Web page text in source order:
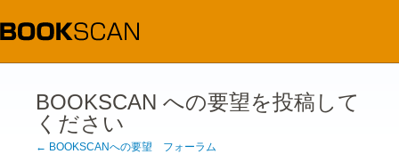
コ
ン
テ
BOOKSCAN への要望を投稿して
ください
← BOOKSCANへの要望 フォーラム